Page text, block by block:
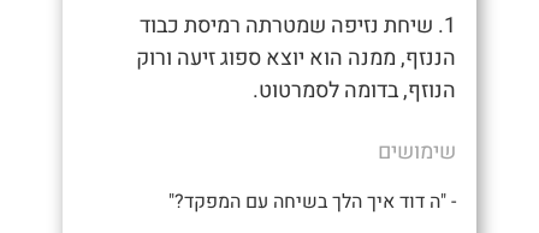
1. שיחת נזיפה שמטרתה רמיסת כבוד
הננזף, ממנה הוא יוצא ספוג זיעה ורוק
הנוזף, בדומה לסמרטוט.
שימושים
- "ה דוד איך הלך בשיחה עם המפקד?"